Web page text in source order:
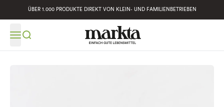
ÜBER 1.000 PRODUKTE DIREKT VON KLEIN- UND FAMILIENBETRIEBEN